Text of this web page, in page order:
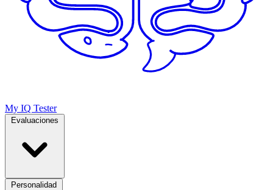
My IQ Tester
Evaluaciones
Personalidad